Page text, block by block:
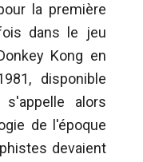
la première
dans le jeu
Kong en
disponible
alors
de l'époque
devaient